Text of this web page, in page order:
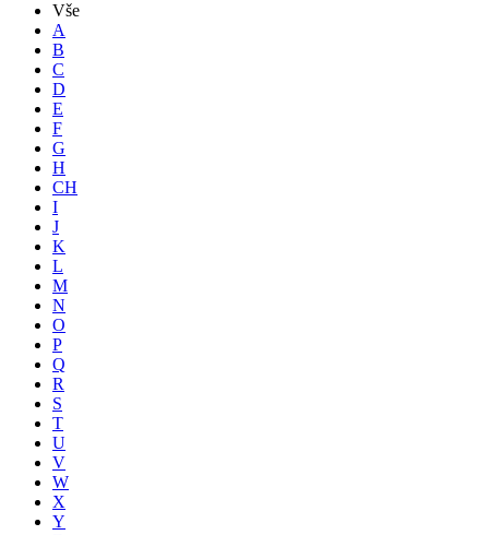
Vše
A
B
C
D
E
F
G
H
CH
I
J
K
L
M
N
O
P
Q
R
S
T
U
V
W
X
Y